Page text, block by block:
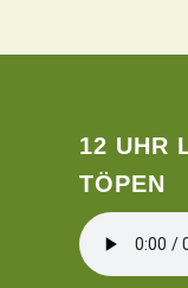
12 UHR
TÖPEN